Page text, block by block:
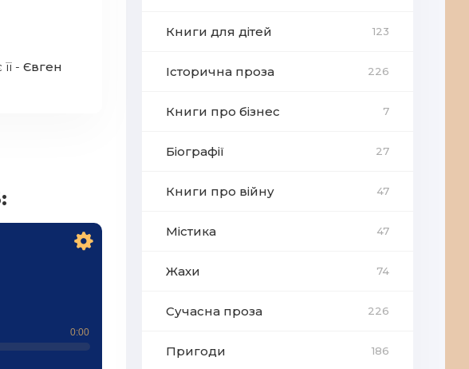
- Євген
0:00
Книги для дітей 123
Історична проза 226
Книги про бізнес 7
Біографії 27
Книги про війну 47
Містика 47
Жахи 74
Сучасна проза 226
Пригоди 186